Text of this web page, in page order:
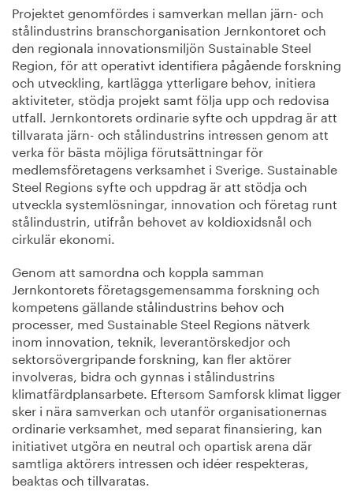
Projektet genomfördes i samverkan mellan järn- och
stålindustrins branschorganisation Jernkontoret och
den regionala innovationsmiljön Sustainable Steel
Region, för att operativt identifiera pågående forskning
och utveckling, kartlägga ytterligare behov, initiera
aktiviteter, stödja projekt samt följa upp och redovisa
utfall. Jernkontorets ordinarie syfte och uppdrag är att
tillvarata järn- och stålindustrins intressen genom att
verka för bästa möjliga förutsättningar för
medlemsföretagens verksamhet i Sverige. Sustainable
Steel Regions syfte och uppdrag är att stödja och
utveckla systemlösningar, innovation och företag runt
stålindustrin, utifrån behovet av koldioxidsnål och
cirkulär ekonomi.
Genom att samordna och koppla samman
Jernkontorets företagsgemensamma forskning och
kompetens gällande stålindustrins behov och
processer, med Sustainable Steel Regions nätverk
inom innovation, teknik, leverantörskedjor och
sektorsövergripande forskning, kan fler aktörer
involveras, bidra och gynnas i stålindustrins
klimatfärdplansarbete. Eftersom Samforsk klimat ligger
sker i nära samverkan och utanför organisationernas
ordinarie verksamhet, med separat finansiering, kan
initiativet utgöra en neutral och opartisk arena där
samtliga aktörers intressen och idéer respekteras,
beaktas och tillvaratas.